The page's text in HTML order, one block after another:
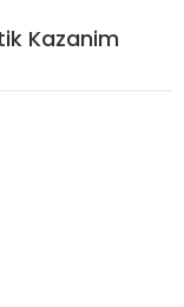
Kazanim